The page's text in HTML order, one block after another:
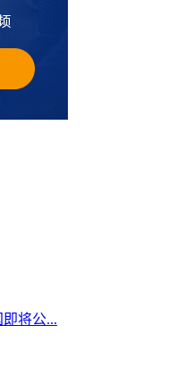
将公...